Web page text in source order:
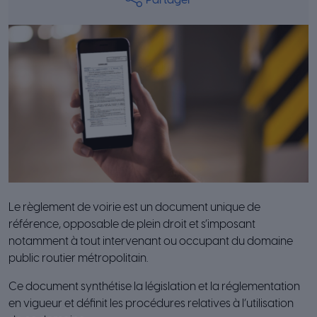
Le règlement de voirie est un document unique de
référence, opposable de plein droit et s’imposant
notamment à tout intervenant ou occupant du domaine
public routier métropolitain.
Ce document synthétise la législation et la réglementation
en vigueur et définit les procédures relatives à l’utilisation